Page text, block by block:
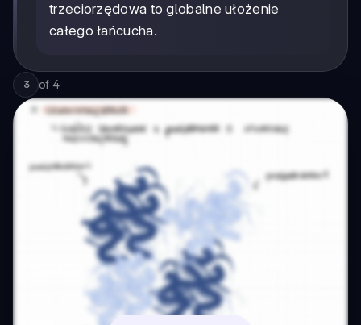
trzeciorzędowa to globalne ułożenie
całego łańcucha.
3 of 4